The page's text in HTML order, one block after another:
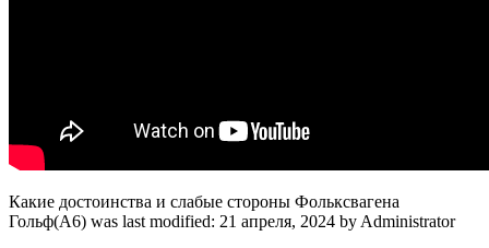
Какие достоинства и слабые стороны Фольксвагена
Гольф(А6) was last modified: 21 апреля, 2024 byAdministrator